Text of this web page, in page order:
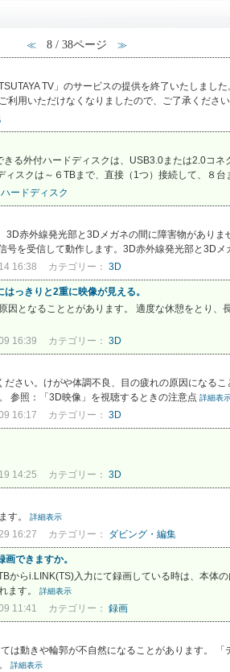
≪ 8 / 38ページ ≫
TV」のサービスの提供を終了いたしまし
利用いただけなくなりましたので、ご了承くださ
きる外付ハードディスクは、USB3.0または2.0
スクは～６TBまで、直接（1つ）接続して、８台
ードディスク
赤外線発光部と3Dメガネの間に障害物があり
を受信して動作します。3D赤外線発光部と3Dメ
16:38 カテゴリー： 3D
っきりと2重に映像が見える。
となることとがあります。 適度な休憩をとり
16:39 カテゴリー： 3D
さい。けがや体調不良、目の疲れの原因になる
参照：「3D映像」を視聴するときの注意点 詳細表
16:17 カテゴリー： 3D
14:25 カテゴリー： 3D
す。
詳細表示
16:27 カテゴリー： ダビング・編集
できますか。
からi.LINK(TS)入力にて録画している時は、本体
ます。
詳細表示
11:41 カテゴリー： 録画
は動きや輪郭が不自然になることがあります。
詳細表示